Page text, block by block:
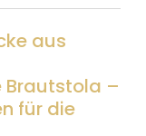
aus
Brautstola –
für die